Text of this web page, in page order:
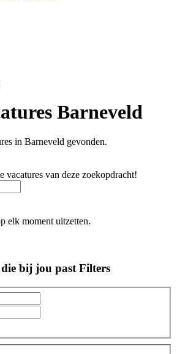
Barneveld
in Barneveld gevonden.
vacatures van deze zoekopdracht!
elk moment uitzetten.
bij jou past Filters